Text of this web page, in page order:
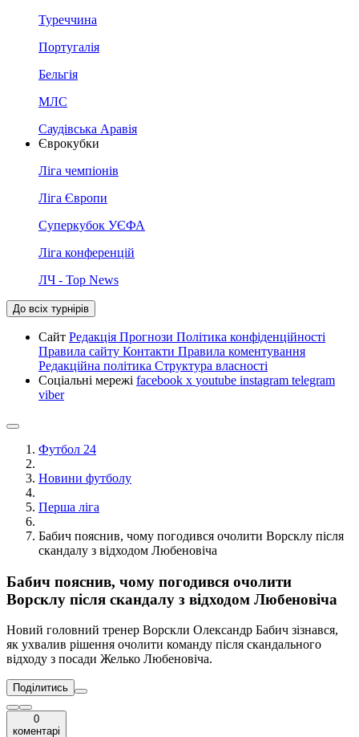
Туреччина
Португалія
Бельгія
МЛС
Саудівська Аравія
Єврокубки
Ліга чемпіонів
Ліга Європи
Суперкубок УЄФА
Ліга конференцій
ЛЧ - Top News
До всіх турнірів
Сайт Редакція Прогнози Політика конфіденційності
Правила сайту Контакти Правила коментування
Редакційна політика Структура власності
Соціальні мережі facebook x youtube instagram telegram
viber
Футбол 24
Новини футболу
Перша ліга
Бабич пояснив, чому погодився очолити Ворсклу після
скандалу з відходом Любеновіча
Бабич пояснив, чому погодився очолити
Ворсклу після скандалу з відходом Любеновіча
Новий головний тренер Ворскли Олександр Бабич зізнався,
як ухвалив рішення очолити команду після скандального
відходу з посади Желько Любеновіча.
Поділитись
0
коментарі